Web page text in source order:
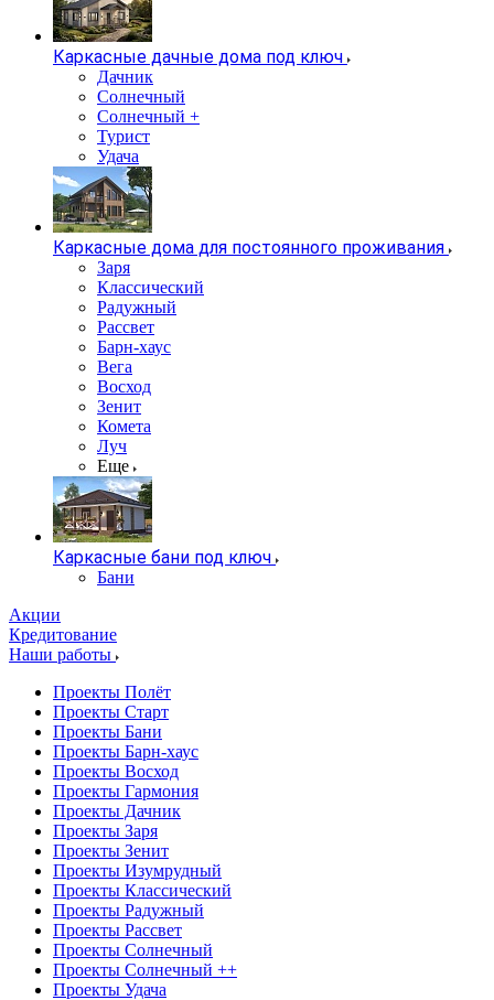
Каркасные дачные дома под ключ
Дачник
Солнечный
Солнечный +
Турист
Удача
Каркасные дома для постоянного проживания
Заря
Классический
Радужный
Рассвет
Барн-хаус
Вега
Восход
Зенит
Комета
Луч
Еще
Каркасные бани под ключ
Бани
Акции
Кредитование
Наши работы
Проекты Полёт
Проекты Старт
Проекты Бани
Проекты Барн-хаус
Проекты Восход
Проекты Гармония
Проекты Дачник
Проекты Заря
Проекты Зенит
Проекты Изумрудный
Проекты Классический
Проекты Радужный
Проекты Рассвет
Проекты Солнечный
Проекты Солнечный ++
Проекты Удача